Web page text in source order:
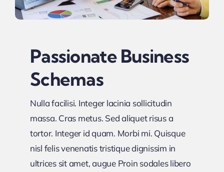
Passionate Business
Schemas
Nulla facilisi. Integer lacinia sollicitudin
massa. Cras metus. Sed aliquet risus a
tortor. Integer id quam. Morbi mi. Quisque
nisl felis venenatis tristique dignissim in
ultrices sit amet, augue Proin sodales libero